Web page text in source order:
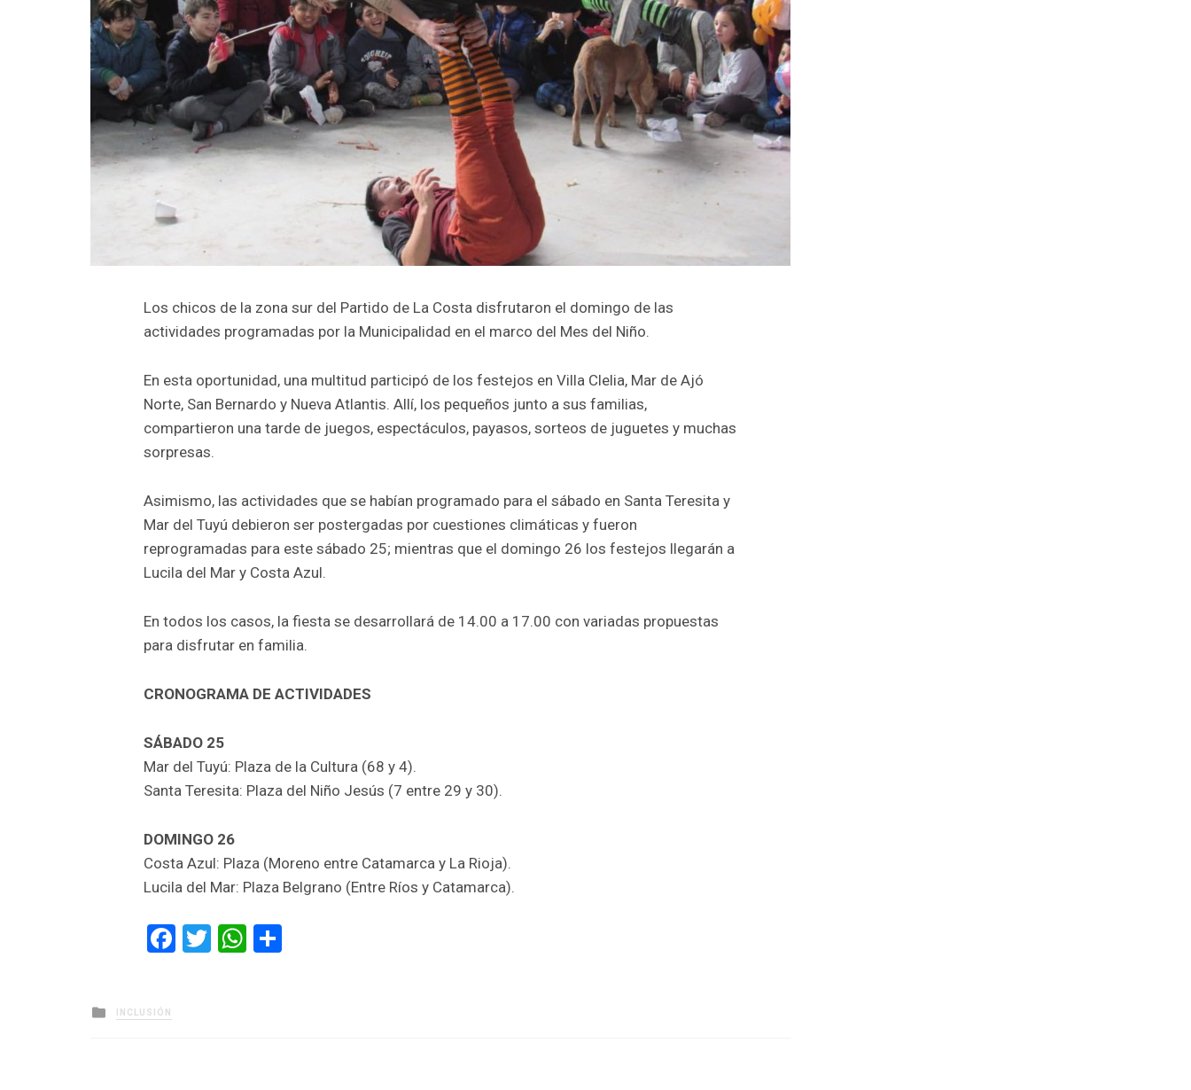
Los chicos de la zona sur del Partido de La Costa disfrutaron el domingo de las
actividades programadas por la Municipalidad en el marco del Mes del Niño.
En esta oportunidad, una multitud participó de los festejos en Villa Clelia, Mar de Ajó
Norte, San Bernardo y Nueva Atlantis. Allí, los pequeños junto a sus familias,
compartieron una tarde de juegos, espectáculos, payasos, sorteos de juguetes y muchas
sorpresas.
Asimismo, las actividades que se habían programado para el sábado en Santa Teresita y
Mar del Tuyú debieron ser postergadas por cuestiones climáticas y fueron
reprogramadas para este sábado 25; mientras que el domingo 26 los festejos llegarán a
Lucila del Mar y Costa Azul.
En todos los casos, la fiesta se desarrollará de 14.00 a 17.00 con variadas propuestas
para disfrutar en familia.
CRONOGRAMA DE ACTIVIDADES
SÁBADO 25
Mar del Tuyú: Plaza de la Cultura (68 y 4).
Santa Teresita: Plaza del Niño Jesús (7 entre 29 y 30).
DOMINGO 26
Costa Azul: Plaza (Moreno entre Catamarca y La Rioja).
Lucila del Mar: Plaza Belgrano (Entre Ríos y Catamarca).
Facebook
TwitterWhatsApp
Posted
in
INCLUSIÓN